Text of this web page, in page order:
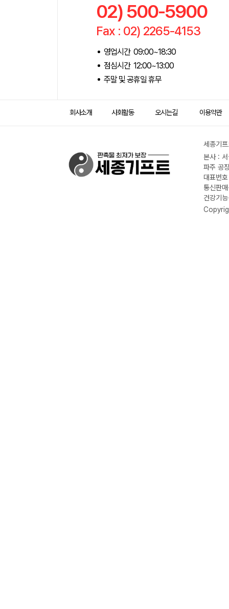
02) 500-5900
Fax : 02) 2265-4153
영업시간 09:00~18:30
점심시간 12:00~13:00
주말 및 공휴일 휴무
회사소개 사회활동 오시는길 이용약관
세종기
본사 :
파주 공
대표번
통신판
건강기